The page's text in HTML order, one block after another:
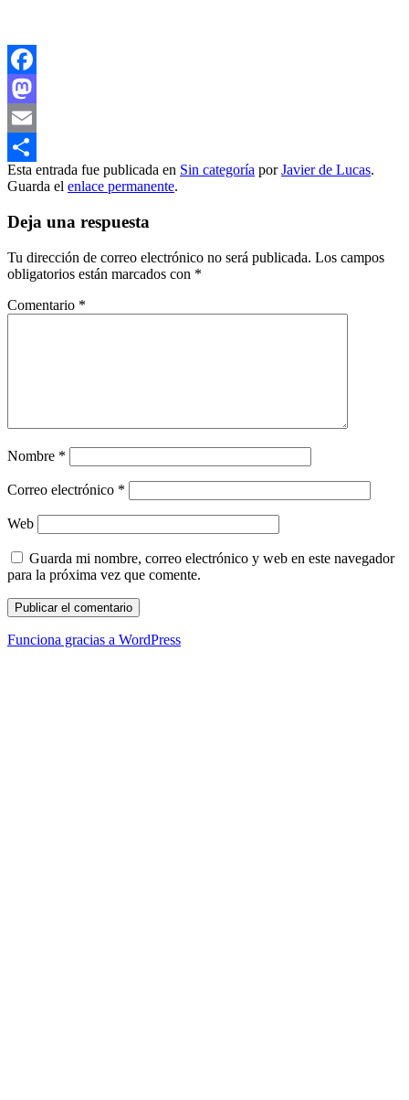
Facebook
Mastodon
Email
Compartir
Esta entrada fue publicada en Sin categoría porJavier de Lucas.
Guarda el enlace permanente.
Deja una respuesta
Tu dirección de correo electrónico no será publicada. Los campos
obligatorios están marcados con *
Comentario *
Nombre *
Correo electrónico *
Web
Guarda mi nombre, correo electrónico y web en este navegador
para la próxima vez que comente.
Funciona gracias a WordPress